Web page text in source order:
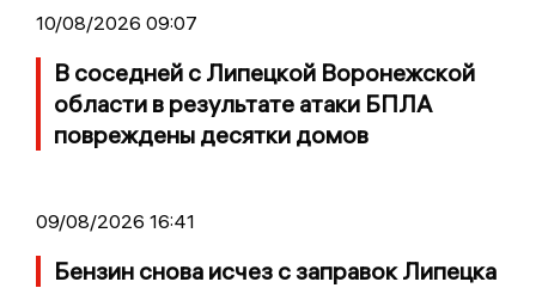
10/08/2026 09:07
В соседней с Липецкой Воронежской
области в результате атаки БПЛА
повреждены десятки домов
09/08/2026 16:41
Бензин снова исчез с заправок Липецка